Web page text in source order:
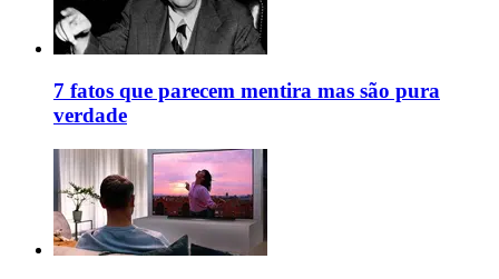
7 fatos que parecem mentira mas são pura
verdade